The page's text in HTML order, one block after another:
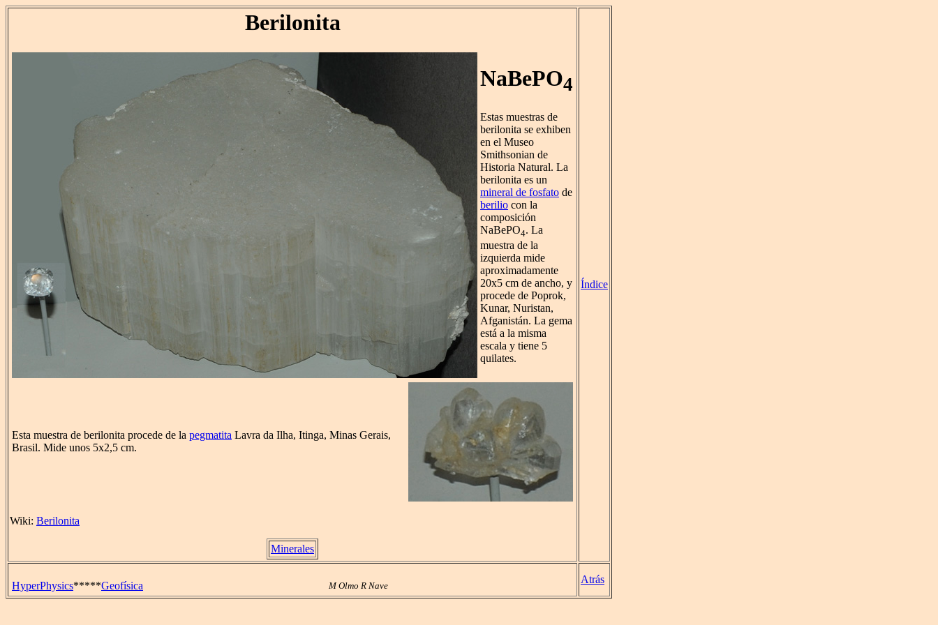
Berilonita
NaBePO4
Estas muestras de
berilonita se exhiben
en el Museo
Smithsonian de
Historia Natural. La
berilonita es un
mineral de fosfato de
berilio con la
composición
NaBePO4. La
muestra de la
izquierda mide
aproximadamente
20x5 cm de ancho, y
procede de Poprok,
Kunar, Nuristan,
Afganistán. La gema
está a la misma
escala y tiene 5
quilates.
Esta muestra de berilonita procede de la pegmatita Lavra da Ilha, Itinga, Minas Gerais,
Brasil. Mide unos 5x2,5 cm.
Wiki: Berilonita
Minerales
Índice
HyperPhysics*****Geofísica M Olmo R Nave
Atrás